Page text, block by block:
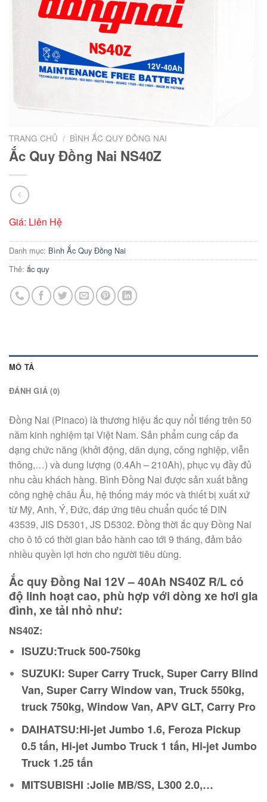
TRANG CHỦ / BÌNH ẮC QUY ĐỒNG NAI
Ắc Quy Đồng Nai NS40Z
Giá: Liên Hệ
Danh mục: Bình Ắc Quy Đồng Nai
Thẻ: ắc quy
MÔ TẢ
ĐÁNH GIÁ (0)
Đồng Nai (Pinaco) là thương hiệu ắc quy nổi tiếng trên 50
năm kinh nghiệm tại Việt Nam. Sản phẩm cung cấp đa
dạng chức năng (khởi động, dân dụng, công nghiệp, viễn
thông,…) và dung lượng (0.4Ah – 210Ah), phục vụ đầy đủ
nhu cầu khách hàng. Bình Đồng Nai được sản xuất bằng
công nghệ châu Âu, hệ thống máy móc và thiết bị xuất xứ
từ Mỹ, Anh, Ý, Đức, đáp ứng tiêu chuẩn quốc tế DIN
43539, JIS D5301, JS D5302. Đồng thời ắc quy Đồng Nai
cho ô tô có thời gian bảo hành cao tới 9 tháng, đảm bảo
nhiều quyền lợi hơn cho người tiêu dùng.
Ắc quy Đồng Nai 12V – 40Ah NS40Z R/L có
độ linh hoạt cao, phù hợp với dòng xe hơi gia
đình, xe tải nhỏ như:
NS40Z:
ISUZU:Truck 500-750kg
SUZUKI: Super Carry Truck, Super Carry Blind
Van, Super Carry Window van, Truck 550kg,
truck 750kg, Window Van, APV GLT, Carry Pro
DAIHATSU:Hi-jet Jumbo 1.6, Feroza Pickup
0.5 tấn, Hi-jet Jumbo Truck 1 tấn, Hi-jet Jumbo
Truck 1.25 tấn
MITSUBISHI :Jolie MB/SS, L300 2.0,…